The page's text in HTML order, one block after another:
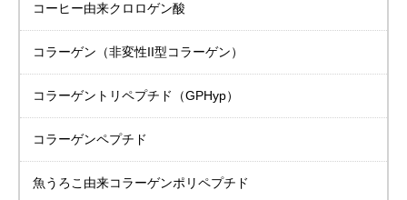
コーヒー由来クロロゲン酸
コラーゲン （非変性II型コラーゲン）
コラーゲントリペプチド （GPHyp）
コラーゲンペプチド
魚うろこ由来コラーゲンポリペプチド